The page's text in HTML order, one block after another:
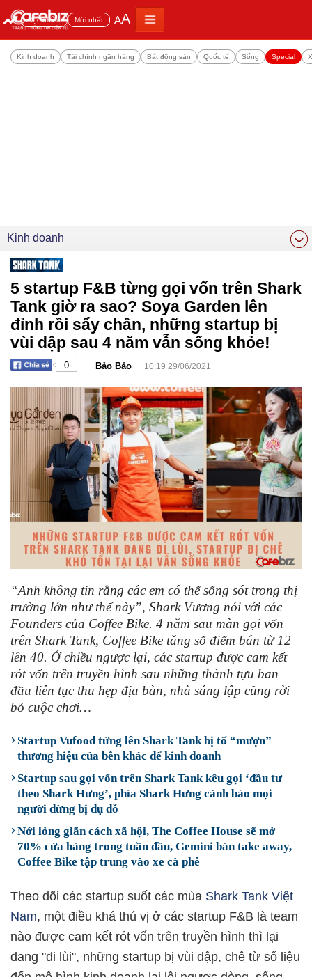
Đọc nhiều Mới nhất AA
Kinh doanh Tài chính ngân hàng Bất động sản Quốc tế Sống Special
Kinh doanh
5 startup F&B từng gọi vốn trên Shark
Tank giờ ra sao? Soya Garden lên
đỉnh rồi sẩy chân, những startup bị
vùi dập sau 4 năm vẫn sống khỏe!
0 | Bảo Bảo | 10:19 29/06/2021
“Anh không tin rằng các em có thể sống sót trong thị
trường lớn như thế này”, Shark Vương nói với các
Founders của Coffee Bike. 4 năm sau màn gọi vốn
trên Shark Tank, Coffee Bike tăng số điểm bán từ 12
lên 40. Ở chiều ngược lại, các startup được cam kết
rót vốn trên truyền hình sau những thành tựu ban
đầu liên tục thu hẹp địa bàn, nhà sáng lập cũng rời
bỏ cuộc chơi…
Startup Vufood từng lên Shark Tank bị tố “mượn”
thương hiệu của bên khác để kinh doanh
Startup sau gọi vốn trên Shark Tank kêu gọi ‘đầu tư
theo Shark Hưng’, phía Shark Hưng cảnh báo mọi
người đừng bị dụ dỗ
Nới lỏng giãn cách xã hội, The Coffee House sẽ mở
70% cửa hàng trong tuần đầu, Gemini bán take away,
Coffee Bike tập trung vào xe cà phê
Theo dõi các startup suốt các mùa Shark Tank Việt
Nam, một điều khá thú vị ở các startup F&B là team
nào được cam kết rót vốn trên truyền hình thì lại
đang "đi lùi", những startup bị vùi dập, chê từ số liệu